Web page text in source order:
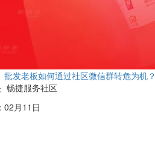
批发老板如何通过社区微信群转危为机
畅捷服务社区
02月11日